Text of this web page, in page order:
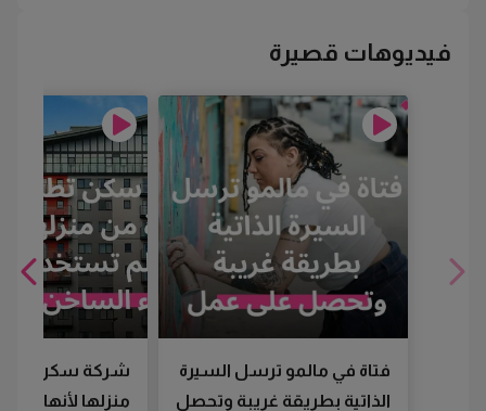
فيديوهات قصيرة
فتاة في مالمو ترسل السيرة
الذاتية بطريقة غريبة وتحصل
شركة سكن
منزلها لأنها لم